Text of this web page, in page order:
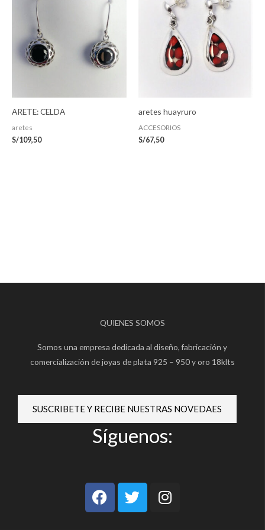
ARETE: CELDA
aretes
S/109,50
aretes huayruro
ACCESORIOS
S/67,50
QUIENES SOMOS
Somos una empresa dedicada al diseño, fabricación y
comercialización de joyas de plata 925 – 950 y oro 18klts
SUSCRIBETE Y RECIBE NUESTRAS NOVEDAES
Síguenos:
F
a
T
w
I
n